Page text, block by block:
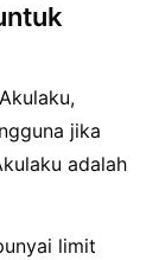
jika
adalah
limit